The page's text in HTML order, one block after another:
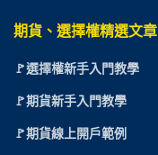
期貨、選擇權精選文章
🚩選擇權新手入門教學
🚩期貨新手入門教學
🚩期貨線上開戶範例